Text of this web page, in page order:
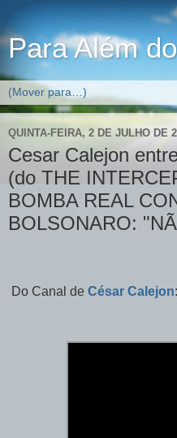
Para Além
QUINTA-FEIRA, 2 DE JULHO DE
Cesar Calejon
(do THE
BOMBA REAL
BOLSONARO:
Do Canal de César Calejon: